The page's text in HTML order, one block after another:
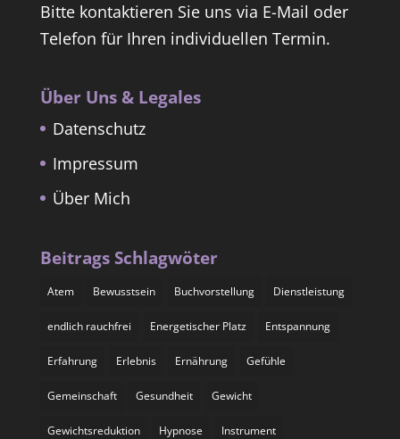
Bitte kontaktieren Sie uns via E-Mail oder
Telefon für Ihren individuellen Termin.
Über Uns & Legales
Datenschutz
Impressum
Über Mich
Beitrags Schlagwöter
Atem Bewusstsein Buchvorstellung Dienstleistung
endlich rauchfrei Energetischer Platz Entspannung
Erfahrung Erlebnis Ernährung Gefühle
Gemeinschaft Gesundheit Gewicht
Gewichtsreduktion Hypnose Instrument